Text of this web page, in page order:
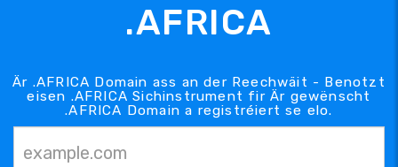
.AFRICA
Är .AFRICA Domain ass an der Reechwäit - Benotzt
eisen .AFRICA Sichinstrument fir Är gewënscht
.AFRICA Domain a registréiert se elo.